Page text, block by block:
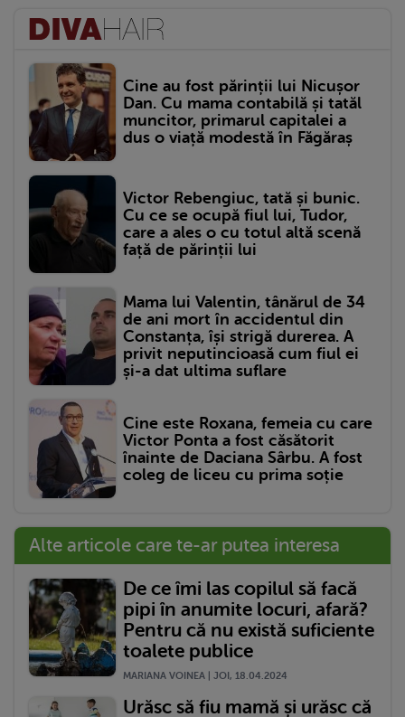
Cine au fost părinții lui Nicușor
Dan. Cu mama contabilă și tatăl
muncitor, primarul capitalei a
dus o viață modestă în Făgăraș
Victor Rebengiuc, tată și bunic.
Cu ce se ocupă fiul lui, Tudor,
care a ales o cu totul altă scenă
față de părinții lui
Mama lui Valentin, tânărul de 34
de ani mort în accidentul din
Constanța, își strigă durerea. A
privit neputincioasă cum fiul ei
și-a dat ultima suflare
Cine este Roxana, femeia cu care
Victor Ponta a fost căsătorit
înainte de Daciana Sârbu. A fost
coleg de liceu cu prima soție
Alte articole care te-ar putea interesa
De ce îmi las copilul să facă
pipi în anumite locuri, afară?
Pentru că nu există suficiente
toalete publice
MARIANA VOINEA | JOI, 18.04.2024
Urăsc să fiu mamă și urăsc că